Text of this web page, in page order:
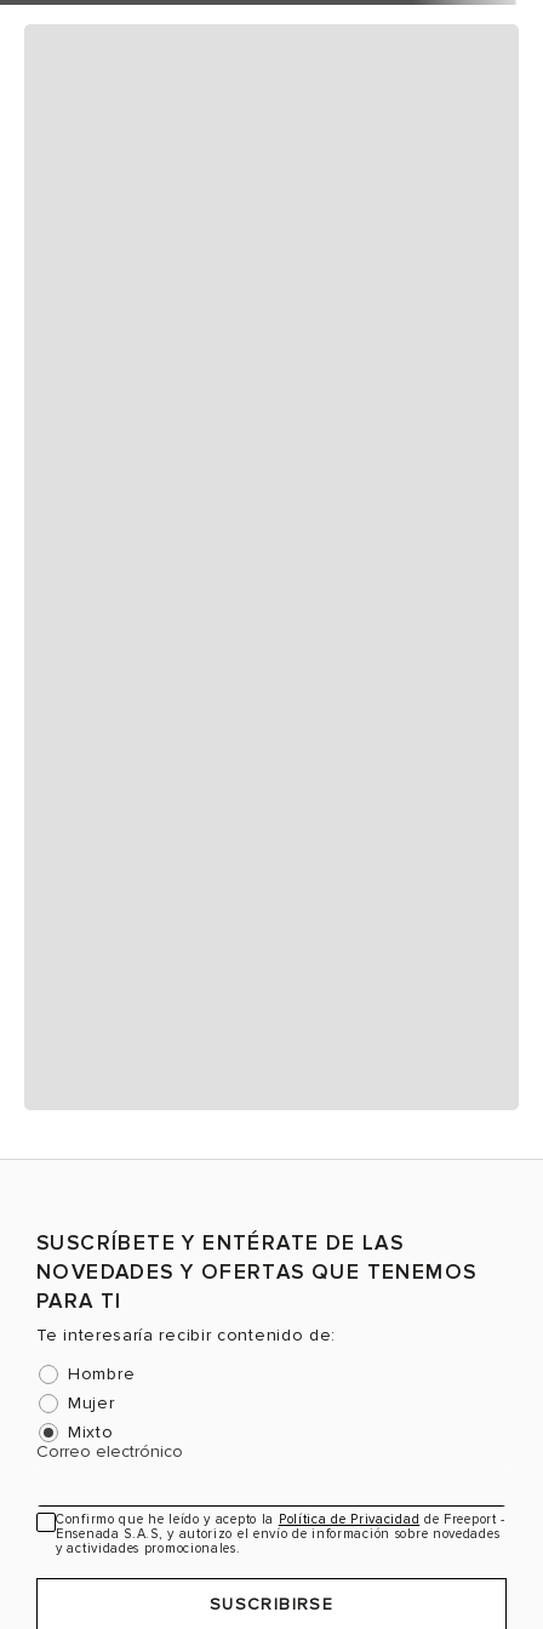
SUSCRÍBETE Y ENTÉRATE DE LAS
NOVEDADES Y OFERTAS QUE TENEMOS
PARA TI
Te interesaría recibir contenido de:
Hombre
Mujer
Mixto
Correo electrónico
Confirmo que he leído y acepto la Política de Privacidad de Freeport -
Ensenada S.A.S, y autorizo el envío de información sobre novedades
y actividades promocionales.
SUSCRIBIRSE